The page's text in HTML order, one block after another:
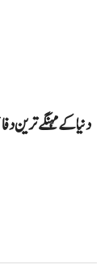
دنیا کے مہنگے ترین